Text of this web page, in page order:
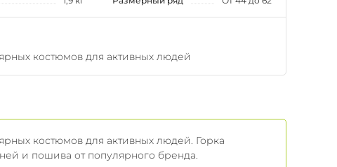
костюмов для активных людей
костюмов для активных людей. Горка
и пошива от популярного бренда.